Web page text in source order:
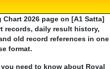
2026 page on [A1 Satta]
records, daily result history,
old record references in one
format.
need to know about Royal